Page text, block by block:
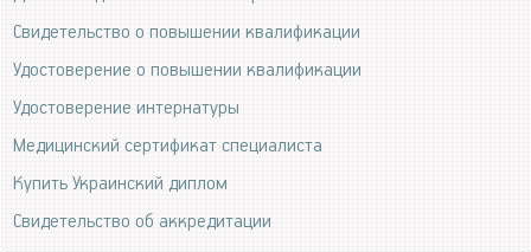
Свидетельство о повышении квалификации
Удостоверение о повышении квалификации
Удостоверение интернатуры
Медицинский сертификат специалиста
Купить Украинский диплом
Свидетельство об аккредитации